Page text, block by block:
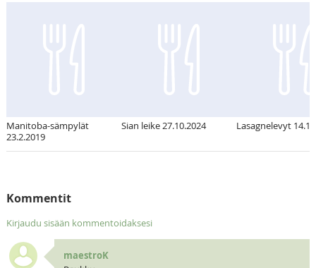
Manitoba-sämpylät
23.2.2019
Sian leike 27.10.2024 Lasagnelevyt
Kommentit
Kirjaudu sisään kommentoidaksesi
maestroK